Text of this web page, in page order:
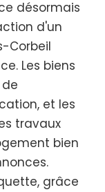
désormais
d'un
Corbeil
Les biens
et les
travaux
bien
grâce